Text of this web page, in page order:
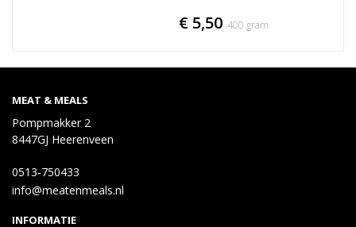
€ 5,50 400 gram
MEAT & MEALS
Pompmakker 2
8447GJ Heerenveen
0513-750433
info@meatenmeals.nl
INFORMATIE